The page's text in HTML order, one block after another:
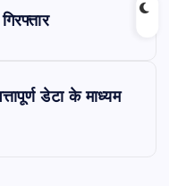
डेटा के माध्यम